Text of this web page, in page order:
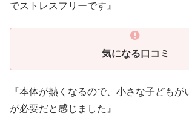
でストレスフリーです』
気になる口コミ
『本体が熱くなるので、小さな子ども
が必要だと感じました』